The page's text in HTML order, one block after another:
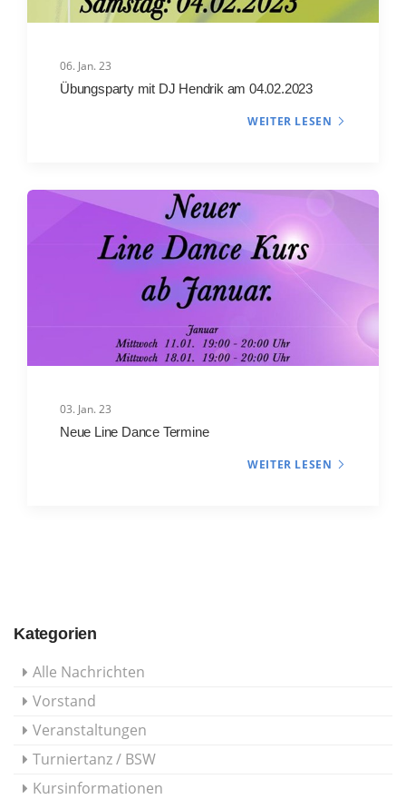
Kategorien
Alle Nachrichten
Vorstand
Veranstaltungen
Turniertanz / BSW
Kursinformationen
06. Jan. 23
Übungsparty mit DJ Hendrik am 04.02.2023
WEITER LESEN
03. Jan. 23
Neue Line Dance Termine
WEITER LESEN